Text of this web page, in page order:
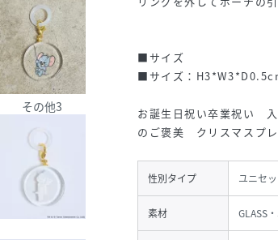
その他3
■サイズ
■サイズ：
お誕生日祝い卒業祝い
のご褒美 クリスマスプレ
性別タイプ ユニセ
素材 GLASS